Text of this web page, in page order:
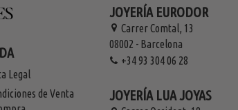
Legal
de Venta
JOYERÍA EURODOR
Carrer Comtal, 13
08002 - Barcelona
+34 93 304 06 28
JOYERÍA LUA JOYAS